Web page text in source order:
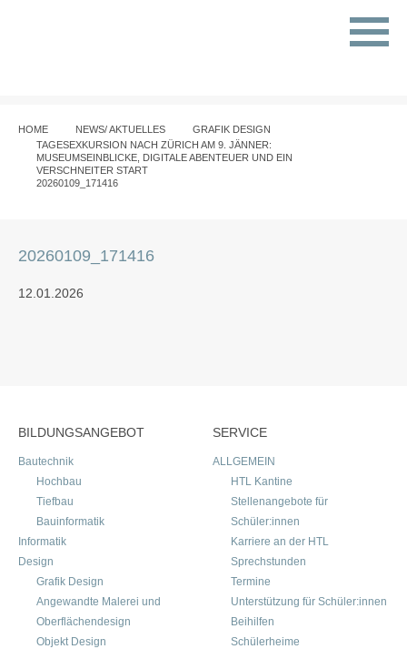
HOME NEWS/ AKTUELLES
GRAFIK DESIGN
TAGESEXKURSION NACH ZÜRICH AM 9. JÄNNER:
MUSEUMSEINBLICKE, DIGITALE ABENTEUER UND EIN
VERSCHNEITER START
20260109_171416
20260109_171416
12.01.2026
BILDUNGSANGEBOT
Bautechnik
Hochbau
Tiefbau
Bauinformatik
Informatik
Design
Grafik Design
Angewandte Malerei und
Oberflächendesign
Objekt Design
SERVICE
ALLGEMEIN
HTL Kantine
Stellenangebote für
Schüler:innen
Karriere an der HTL
Sprechstunden
Termine
Unterstützung für Schüler:innen
Beihilfen
Schülerheime